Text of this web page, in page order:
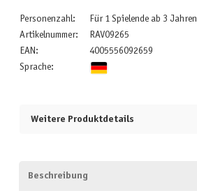
Personenzahl:
Für 1 Spielende ab 3 Jahren
Artikelnummer:
RAV09265
EAN:
4005556092659
Sprache:
Weitere Produktdetails
Beschreibung